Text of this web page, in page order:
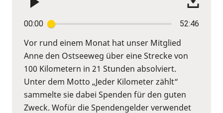
00:00 52:46
Vor rund einem Monat hat unser Mitglied
Anne den Ostseeweg über eine Strecke von
100 Kilometern in 21 Stunden absolviert.
Unter dem Motto „Jeder Kilometer zählt“
sammelte sie dabei Spenden für den guten
Zweck. Wofür die Spendengelder verwendet